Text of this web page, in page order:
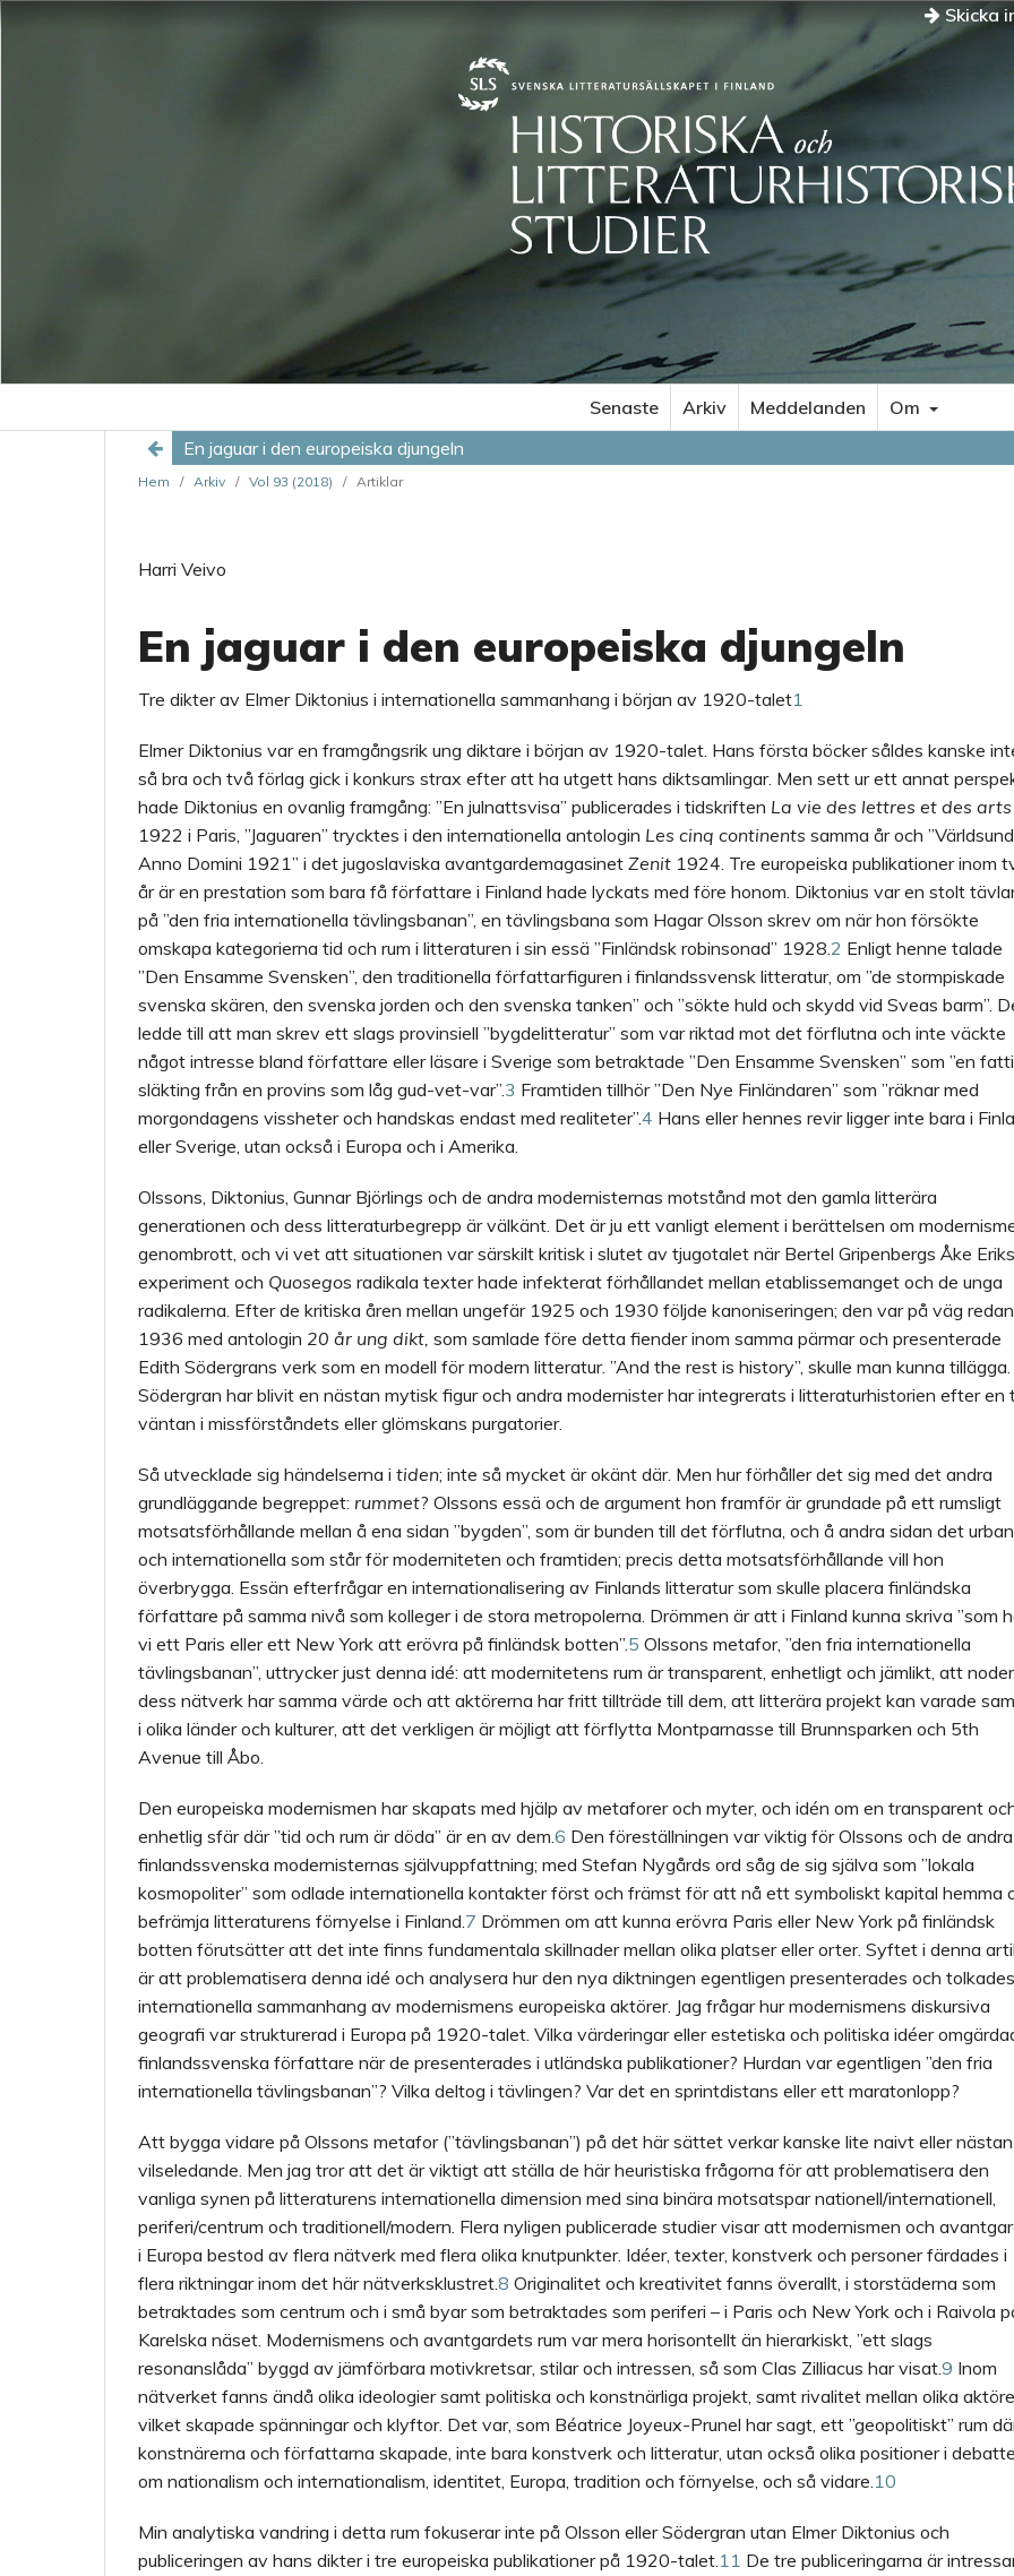
Skicka
Senaste Arkiv Meddelanden
Om
En jaguar i den europeiska djungeln
Hem / Arkiv / Vol 93 (2018) / Artiklar
Harri Veivo
En jaguar i den europeiska djungeln
Tre dikter av Elmer Diktonius i internationella sammanhang i början av 1920-talet1
Elmer Diktonius var en framgångsrik ung diktare i början av 1920-talet. Hans första böcker såldes kanske
så bra och två förlag gick i konkurs strax efter att ha utgett hans diktsamlingar. Men sett ur ett annat
hade Diktonius en ovanlig framgång: ”En julnattsvisa” publicerades i tidskriften La vie des lettres et des arts
1922 i Paris, ”Jaguaren” trycktes i den internationella antologin Les cinq continents samma år och
Anno Domini 1921” i det jugoslaviska avantgardemagasinet Zenit 1924. Tre europeiska publikationer inom
år är en prestation som bara få författare i Finland hade lyckats med före honom. Diktonius var en stolt
på ”den fria internationella tävlingsbanan”, en tävlingsbana som Hagar Olsson skrev om när hon försökte
omskapa kategorierna tid och rum i litteraturen i sin essä ”Finländsk robinsonad” 1928.2 Enligt henne talade
”Den Ensamme Svensken”, den traditionella författarfiguren i finlandssvensk litteratur, om ”de stormpiskade
svenska skären, den svenska jorden och den svenska tanken” och ”sökte huld och skydd vid Sveas barm”.
ledde till att man skrev ett slags provinsiell ”bygdelitteratur” som var riktad mot det förflutna och inte väckte
något intresse bland författare eller läsare i Sverige som betraktade ”Den Ensamme Svensken” som ”en
släkting från en provins som låg gud-vet-var”.3 Framtiden tillhör ”Den Nye Finländaren” som ”räknar med
morgondagens vissheter och handskas endast med realiteter”.4 Hans eller hennes revir ligger inte bara i
eller Sverige, utan också i Europa och i Amerika.
Olssons, Diktonius, Gunnar Björlings och de andra modernisternas motstånd mot den gamla litterära
generationen och dess litteraturbegrepp är välkänt. Det är ju ett vanligt element i berättelsen om
genombrott, och vi vet att situationen var särskilt kritisk i slutet av tjugotalet när Bertel Gripenbergs Åke
experiment och Quosegos radikala texter hade infekterat förhållandet mellan etablissemanget och de unga
radikalerna. Efter de kritiska åren mellan ungefär 1925 och 1930 följde kanoniseringen; den var på väg redan
1936 med antologin 20 år ung dikt, som samlade före detta fiender inom samma pärmar och presenterade
Edith Södergrans verk som en modell för modern litteratur. ”And the rest is history”, skulle man kunna tillägga.
Södergran har blivit en nästan mytisk figur och andra modernister har integrerats i litteraturhistorien efter en
väntan i missförståndets eller glömskans purgatorier.
Så utvecklade sig händelserna i tiden; inte så mycket är okänt där. Men hur förhåller det sig med det andra
grundläggande begreppet: rummet? Olssons essä och de argument hon framför är grundade på ett rumsligt
motsatsförhållande mellan å ena sidan ”bygden”, som är bunden till det förflutna, och å andra sidan det
och internationella som står för moderniteten och framtiden; precis detta motsatsförhållande vill hon
överbrygga. Essän efterfrågar en internationalisering av Finlands litteratur som skulle placera finländska
författare på samma nivå som kolleger i de stora metropolerna. Drömmen är att i Finland kunna skriva ”som
vi ett Paris eller ett New York att erövra på finländsk botten”.5 Olssons metafor, ”den fria internationella
tävlingsbanan”, uttrycker just denna idé: att modernitetens rum är transparent, enhetligt och jämlikt, att
dess nätverk har samma värde och att aktörerna har fritt tillträde till dem, att litterära projekt kan varade
i olika länder och kulturer, att det verkligen är möjligt att förflytta Montparnasse till Brunnsparken och 5th
Avenue till Åbo.
Den europeiska modernismen har skapats med hjälp av metaforer och myter, och idén om en transparent
enhetlig sfär där ”tid och rum är döda” är en av dem.6 Den föreställningen var viktig för Olssons och de andra
finlandssvenska modernisternas självuppfattning; med Stefan Nygårds ord såg de sig själva som ”lokala
kosmopoliter” som odlade internationella kontakter först och främst för att nå ett symboliskt kapital hemma
befrämja litteraturens förnyelse i Finland.7 Drömmen om att kunna erövra Paris eller New York på finländsk
botten förutsätter att det inte finns fundamentala skillnader mellan olika platser eller orter. Syftet i denna
är att problematisera denna idé och analysera hur den nya diktningen egentligen presenterades och
internationella sammanhang av modernismens europeiska aktörer. Jag frågar hur modernismens diskursiva
geografi var strukturerad i Europa på 1920-talet. Vilka värderingar eller estetiska och politiska idéer
finlandssvenska författare när de presenterades i utländska publikationer? Hurdan var egentligen ”den fria
internationella tävlingsbanan”? Vilka deltog i tävlingen? Var det en sprintdistans eller ett maratonlopp?
Att bygga vidare på Olssons metafor (”tävlingsbanan”) på det här sättet verkar kanske lite naivt eller nästan
vilseledande. Men jag tror att det är viktigt att ställa de här heuristiska frågorna för att problematisera den
vanliga synen på litteraturens internationella dimension med sina binära motsatspar nationell/internationell,
periferi/centrum och traditionell/modern. Flera nyligen publicerade studier visar att modernismen och
i Europa bestod av flera nätverk med flera olika knutpunkter. Idéer, texter, konstverk och personer färdades i
flera riktningar inom det här nätverksklustret.8 Originalitet och kreativitet fanns överallt, i storstäderna som
betraktades som centrum och i små byar som betraktades som periferi – i Paris och New York och i Raivola
Karelska näset. Modernismens och avantgardets rum var mera horisontellt än hierarkiskt, ”ett slags
resonanslåda” byggd av jämförbara motivkretsar, stilar och intressen, så som Clas Zilliacus har visat.9 Inom
nätverket fanns ändå olika ideologier samt politiska och konstnärliga projekt, samt rivalitet mellan olika
vilket skapade spänningar och klyftor. Det var, som Béatrice Joyeux-Prunel har sagt, ett ”geopolitiskt” rum
konstnärerna och författarna skapade, inte bara konstverk och litteratur, utan också olika positioner i
om nationalism och internationalism, identitet, Europa, tradition och förnyelse, och så vidare.10
Min analytiska vandring i detta rum fokuserar inte på Olsson eller Södergran utan Elmer Diktonius och
publiceringen av hans dikter i tre europeiska publikationer på 1920-talet.11 De tre publiceringarna är